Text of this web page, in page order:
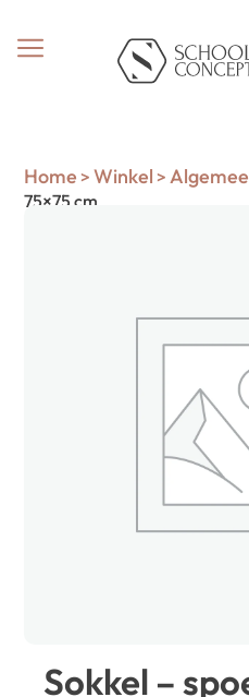
Home > Winkel >
75×75 cm
Sokkel –